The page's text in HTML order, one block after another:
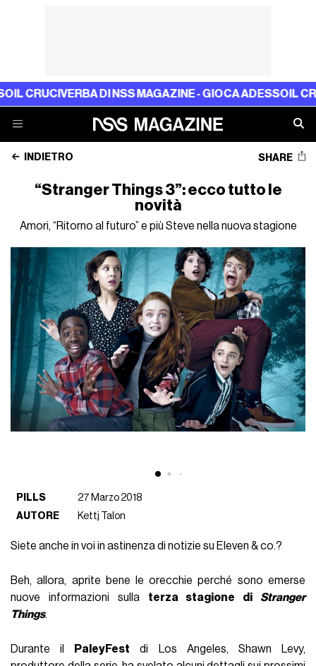
DI NSS MAGAZINE - GIOCA ADESSOIL
INDIETRO SHARE
“Stranger Things 3”: ecco tutto le
novità
Amori, “Ritorno al futuro” e più Steve nella nuova stagione
PILLS
27 Marzo 2018
AUTORE
Kettj Talon
Siete anche in voi in astinenza di notizie su Eleven & co.?
Beh, allora, aprite bene le orecchie perché sono emerse
nuove informazioni sulla terza stagione di Stranger
Things.
Durante il PaleyFest di Los Angeles, Shawn Levy,